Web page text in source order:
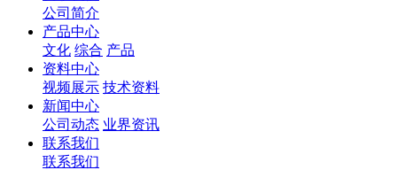
公司简介
产品中心
文化 综合 产品
资料中心
视频展示 技术资料
新闻中心
公司动态 业界资讯
联系我们
联系我们